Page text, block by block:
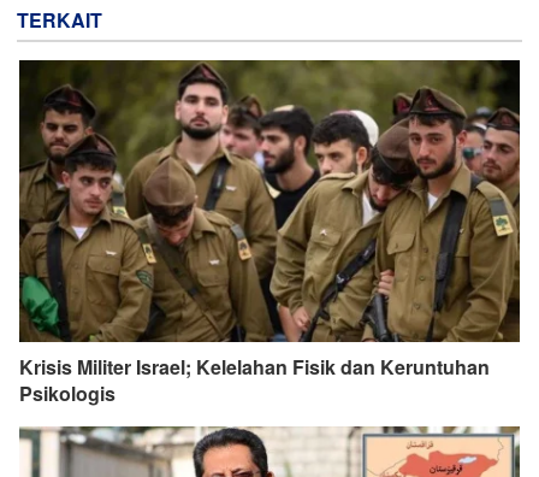
TERKAIT
Krisis Militer Israel; Kelelahan Fisik dan Keruntuhan
Psikologis